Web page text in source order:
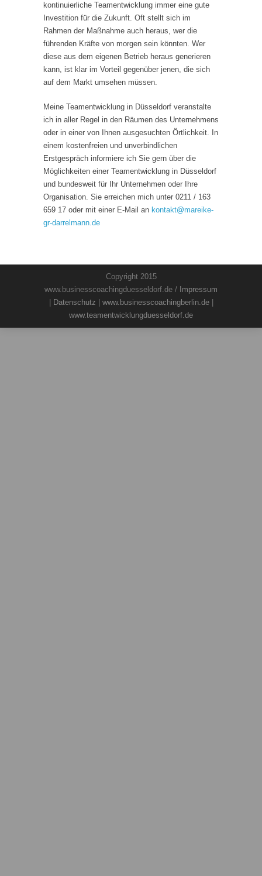
kontinuierliche Teamentwicklung immer eine gute
Investition für die Zukunft. Oft stellt sich im
Rahmen der Maßnahme auch heraus, wer die
führenden Kräfte von morgen sein könnten. Wer
diese aus dem eigenen Betrieb heraus generieren
kann, ist klar im Vorteil gegenüber jenen, die sich
auf dem Markt umsehen müssen.
Meine Teamentwicklung in Düsseldorf veranstalte
ich in aller Regel in den Räumen des Unternehmens
oder in einer von Ihnen ausgesuchten Örtlichkeit. In
einem kostenfreien und unverbindlichen
Erstgespräch informiere ich Sie gern über die
Möglichkeiten einer Teamentwicklung in Düsseldorf
und bundesweit für Ihr Unternehmen oder Ihre
Organisation. Sie erreichen mich unter 0211 / 163
659 17 oder mit einer E-Mail an kontakt@mareike-
gr-darrelmann.de
Copyright 2015
www.businesscoachingduesseldorf.de / Impressum
Datenschutz www.businesscoachingberlin.de|
www.teamentwicklungduesseldorf.de